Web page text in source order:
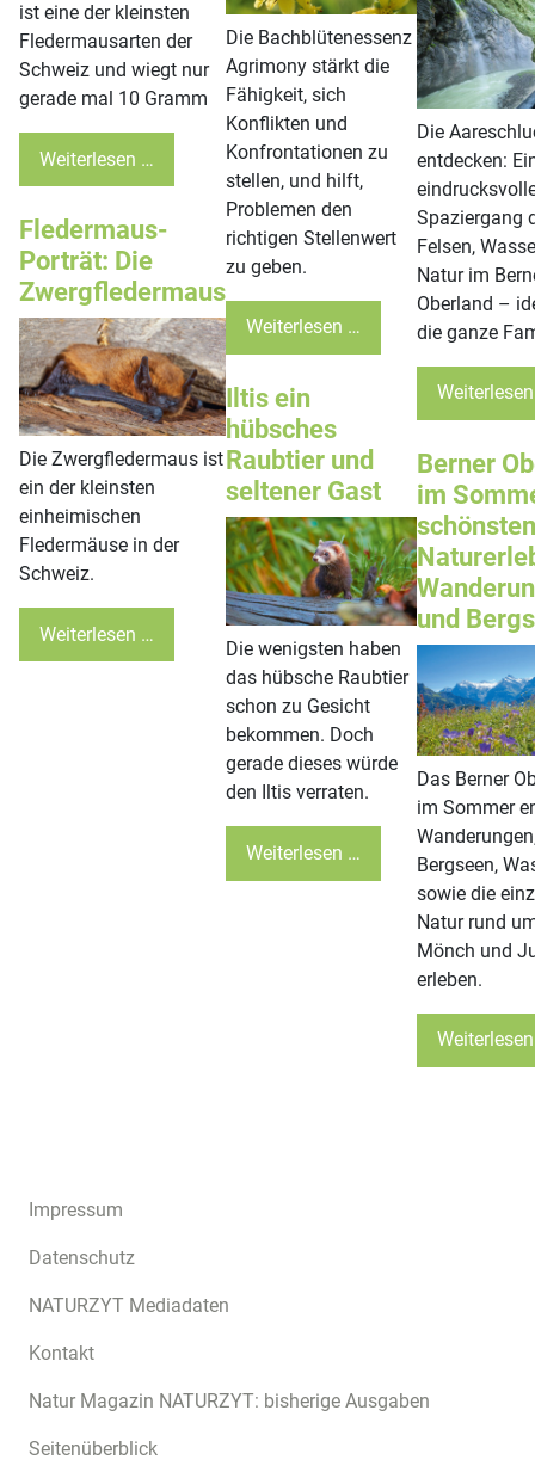
ist eine der kleinsten
Fledermausarten der
Schweiz und wiegt nur
gerade mal 10 Gramm
Weiterlesen …
Fledermaus-
Porträt: Die
Zwergfledermaus
Die Zwergfledermaus ist
ein der kleinsten
einheimischen
Fledermäuse in der
Schweiz.
Weiterlesen …
Die Bachblütenessenz
Agrimony stärkt die
Fähigkeit, sich
Konflikten und
Konfrontationen zu
stellen, und hilft,
Problemen den
richtigen Stellenwert
zu geben.
Weiterlesen …
Iltis ein
hübsches
Raubtier und
seltener Gast
Die wenigsten haben
das hübsche Raubtier
schon zu Gesicht
bekommen. Doch
gerade dieses würde
den Iltis verraten.
Weiterlesen …
Die
entdecken:
Spaziergang
Felsen,
Natur im
Oberland –
die ganze
Berner
im
schönsten
und
Das Berner
im Sommer
Bergseen,
sowie die
Natur rund
Mönch und
erleben.
Impressum
Datenschutz
NATURZYT Mediadaten
Kontakt
Natur Magazin NATURZYT: bisherige Ausgaben
Seitenüberblick